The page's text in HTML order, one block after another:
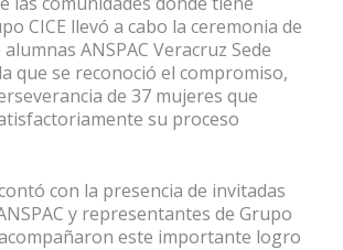
CICE llevó a cabo la ceremonia de
ANSPAC Veracruz Sede
que se reconoció el compromiso,
de 37 mujeres que
su proceso
con la presencia de invitadas
y representantes de Grupo
este importante logro